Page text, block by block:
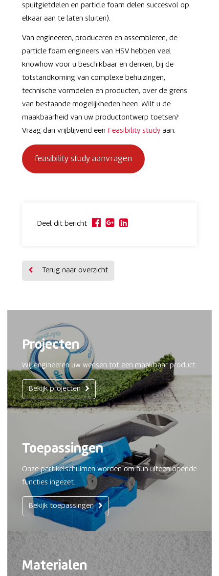
spuitgietdelen en particle foam delen succesvol op
elkaar aan te laten sluiten).
Van engineeren, produceren en assembleren, de
particle foam engineers van HSV hebben veel
knowhow voor u beschikbaar en denken, bij de
totstandkoming van complexe behuizingen,
technische vormdelen en producten, over de grens
van bestaande mogelijkheden heen. Wilt u de
maakbaarheid van uw productontwerp toetsen?
Vraag dan vrijblijvend een Feasibility study aan.
feasibility study aanvragen
Deel dit bericht
Terug naar overzicht
Projecten
Wij engineeren uw wensen tot een maakbaar product.
Bekijk projecten
Toepassingen
Onze partikelschuimen worden om hun uiteenlopende
functies ingezet.
Bekijk toepassingen
Materialen